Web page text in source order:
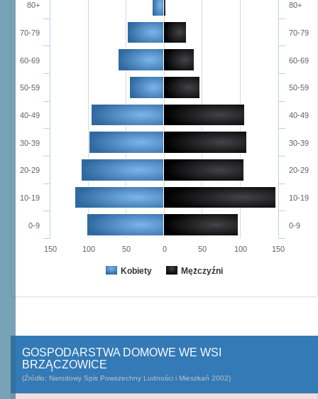
Kobiety Mężczyźni
0-9
10-19
20-29
30-39
40-49
50-59
60-69
70-79
80+
0-9
10-19
20-29
30-39
40-49
50-59
60-69
70-79
80+
150 100 50 0 50 100 150
GOSPODARSTWA DOMOWE WE WSI
BRZĄCZOWICE
(Źródło: Narodowy Spis Powszechny Ludności i Mieszkań 2002)